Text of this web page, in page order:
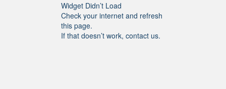
Widget Didn’t Load
Check your internet and refresh
this page.
If that doesn’t work, contact us.